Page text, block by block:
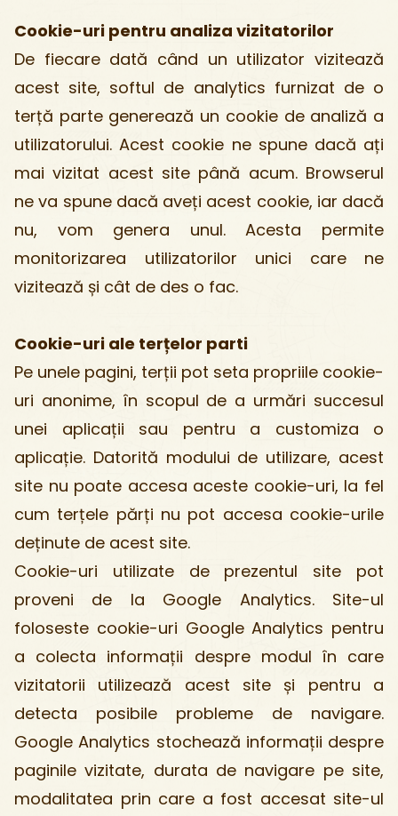
Cookie-uri pentru analiza vizitatorilor
De fiecare dată când un utilizator vizitează
acest site, softul de analytics furnizat de o
terță parte generează un cookie de analiză a
utilizatorului. Acest cookie ne spune dacă ați
mai vizitat acest site până acum. Browserul
ne va spune dacă aveți acest cookie, iar dacă
nu, vom genera unul. Acesta permite
monitorizarea utilizatorilor unici care ne
vizitează și cât de des o fac.
Cookie-uri ale terțelor parti
Pe unele pagini, terții pot seta propriile cookie-
uri anonime, în scopul de a urmări succesul
unei aplicații sau pentru a customiza o
aplicație. Datorită modului de utilizare, acest
site nu poate accesa aceste cookie-uri, la fel
cum terțele părți nu pot accesa cookie-urile
deținute de acest site.
Cookie-uri utilizate de prezentul site pot
proveni de la Google Analytics. Site-ul
foloseste cookie-uri Google Analytics pentru
a colecta informații despre modul în care
vizitatorii utilizează acest site și pentru a
detecta posibile probleme de navigare.
Google Analytics stochează informații despre
paginile vizitate, durata de navigare pe site,
modalitatea prin care a fost accesat site-ul